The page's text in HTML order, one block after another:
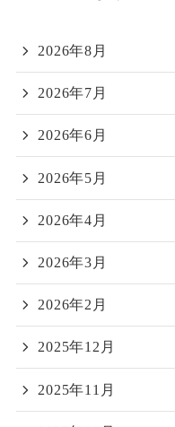
2026年8月
2026年7月
2026年6月
2026年5月
2026年4月
2026年3月
2026年2月
2025年12月
2025年11月